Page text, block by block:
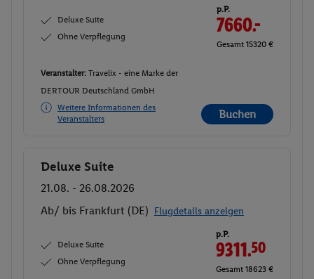
Deluxe Suite
Ohne Verpflegung
p.P.
7660.-
Gesamt 15320 €
Veranstalter: Travelix - eine Marke der
DERTOUR Deutschland GmbH
Weitere Informationen des
Veranstalters
Buchen
Buchen
Deluxe Suite
21.08. - 26.08.2026
Ab/ bis Frankfurt (DE) Flugdetails anzeigen
Deluxe Suite
Ohne Verpflegung
p.P.
9311.50
Gesamt 18623 €